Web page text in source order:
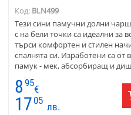
Код: BLN499
Тези сини памучни долни
с на бели точки са идеални за
търси комфортен и стилен
спалнята си. Изработени са от
памук - мек, абсорбиращ и
подходящия за вашия матрак.
8 95
€
17 05
лв.